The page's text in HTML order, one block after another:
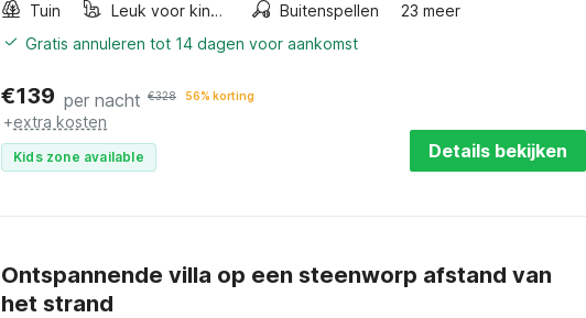
Tuin
Leuk voor kinderen Buitenspellen
23 meer
Gratis annuleren tot 14 dagen voor aankomst
€139 per nacht €328 56% korting
+extra kosten
Kids zone available Details bekijken
Ontspannende villa op een steenworp afstand van
het strand